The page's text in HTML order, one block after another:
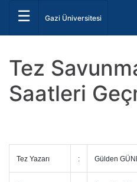
☰ Gazi Üniversitesi
Tez
Saatleri
Tez Yazarı : Gülden